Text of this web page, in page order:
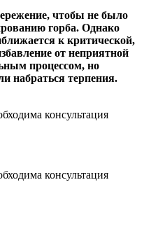
чтобы не было
горба. Однако
к критической,
от неприятной
процессом, но
набраться терпения.
консультация
консультация